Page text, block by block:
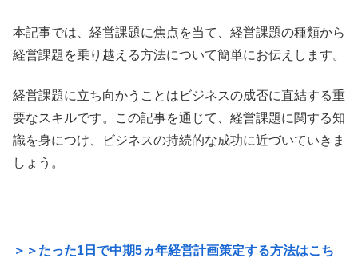
本記事では、経営課題に焦点を当て、経営課題の種類から
経営課題を乗り越える方法について簡単にお伝えします。
経営課題に立ち向かうことはビジネスの成否に直結する重
要なスキルです。この記事を通じて、経営課題に関する知
識を身につけ、ビジネスの持続的な成功に近づいていきま
しょう。
＞＞たった1日で中期5ヵ年経営計画策定する方法はこち